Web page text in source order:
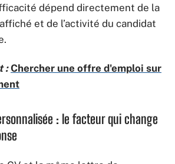
dépend directement de la
et de l’activité du candidat
: Chercher une offre d'emploi sur
: le facteur qui change